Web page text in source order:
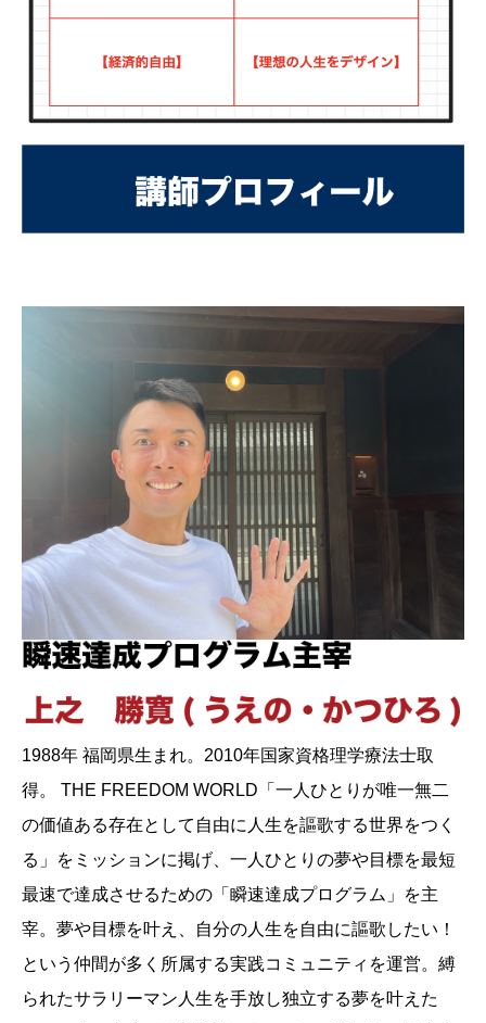
1988年 福岡県生まれ。2010年国家資格理学療法士取
得。 THE FREEDOM WORLD「一人ひとりが唯一無二
の価値ある存在として自由に人生を謳歌する世界をつく
る」をミッションに掲げ、一人ひとりの夢や目標を最短
最速で達成させるための「瞬速達成プログラム」を主
宰。夢や目標を叶え、自分の人生を自由に謳歌したい！
という仲間が多く所属する実践コミュニティを運営。縛
られたサラリーマン人生を手放し独立する夢を叶えた